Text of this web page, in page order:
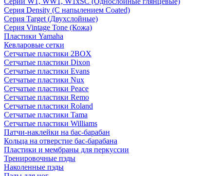
Серия Density (C напылением Coated)
Серия Target (Двухслойные)
Серия Vintage Tone (Кожа)
Пластики Yamaha
Кевларовые сетки
Сетчатые пластики 2BOX
Сетчатые пластики Dixon
Сетчатые пластики Evans
Сетчатые пластики Nux
Сетчатые пластики Peace
Сетчатые пластики Remo
Сетчатые пластики Roland
Сетчатые пластики Tama
Сетчатые пластики Williams
Патчи-наклейки на бас-барабан
Кольца на отверстие бас-барабана
Пластики и мембраны для перкуссии
Тренировочные пэды
Наколенные пэды